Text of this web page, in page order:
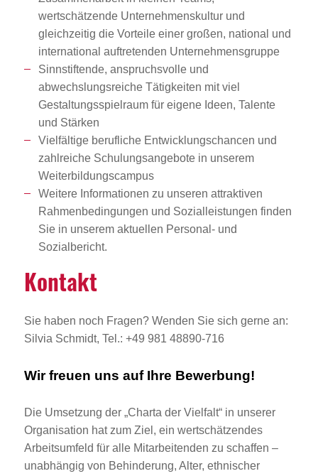
wertschätzende Unternehmenskultur und
gleichzeitig die Vorteile einer großen, national und
international auftretenden Unternehmensgruppe
Sinnstiftende, anspruchsvolle und
abwechslungsreiche Tätigkeiten mit viel
Gestaltungsspielraum für eigene Ideen, Talente
und Stärken
Vielfältige berufliche Entwicklungschancen und
zahlreiche Schulungsangebote in unserem
Weiterbildungscampus
Weitere Informationen zu unseren attraktiven
Rahmenbedingungen und Sozialleistungen finden
Sie in unserem aktuellen Personal- und
Sozialbericht.
Kontakt
Sie haben noch Fragen? Wenden Sie sich gerne an:
Silvia Schmidt, Tel.: +49 981 48890-716
Wir freuen uns auf Ihre Bewerbung!
Die Umsetzung der „Charta der Vielfalt“ in unserer
Organisation hat zum Ziel, ein wertschätzendes
Arbeitsumfeld für alle Mitarbeitenden zu schaffen –
unabhängig von Behinderung, Alter, ethnischer